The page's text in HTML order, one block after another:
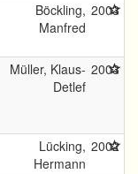
Böckling,
Manfred
2003
Müller, Klaus-
Detlef
2003
Lücking,
Hermann
2002